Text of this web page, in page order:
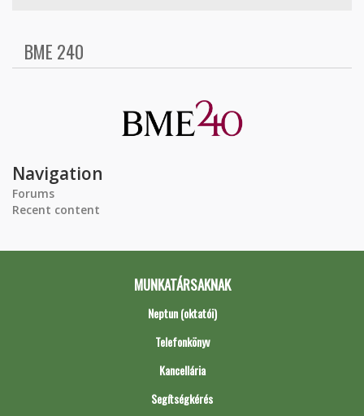
BME 240
Navigation
Forums
Recent content
MUNKATÁRSAKNAK
Neptun (oktatói)
Telefonkönyv
Kancellária
Segítségkérés